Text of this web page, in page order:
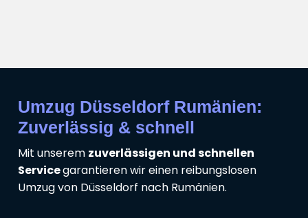
Umzug Düsseldorf Rumänien:
Zuverlässig & schnell
Mit unserem zuverlässigen und schnellen
Servicegarantieren wir einen reibungslosen
Umzug von Düsseldorf nach Rumänien.